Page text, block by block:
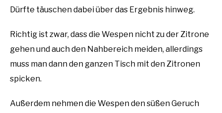
Dürfte täuschen dabei über das Ergebnis hinweg.
Richtig ist zwar, dass die Wespen nicht zu der Zitrone
gehen und auch den Nahbereich meiden, allerdings
muss man dann den ganzen Tisch mit den Zitronen
spicken.
Außerdem nehmen die Wespen den süßen Geruch